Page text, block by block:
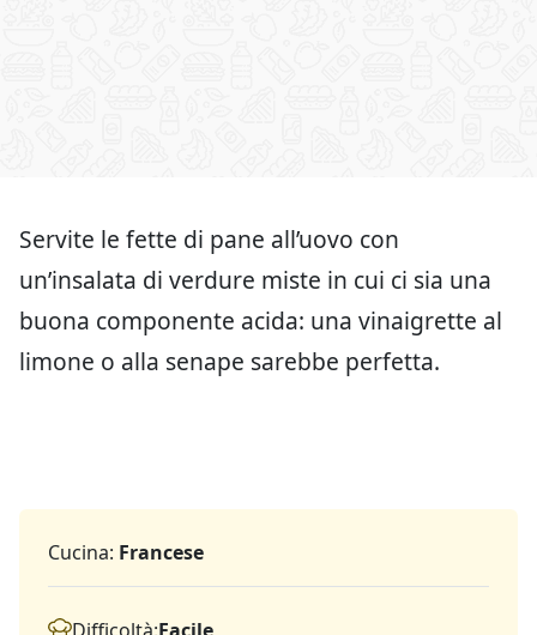
Servite le fette di pane all’uovo con
un’insalata di verdure miste in cui ci sia una
buona componente acida: una vinaigrette al
limone o alla senape sarebbe perfetta.
Cucina: Francese